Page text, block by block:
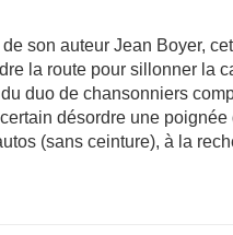
son auteur Jean Boyer,
la route pour sillonner la
duo de chansonniers
désordre une
(sans ceinture), à la